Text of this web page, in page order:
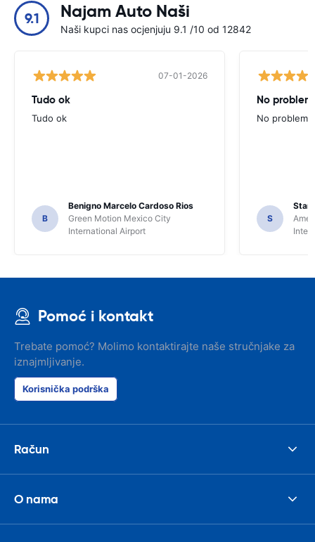
9.1 Najam Auto Naši
Naši kupci nas ocjenjuju 9.1 /10 od 12842
07-01-2026
Tudo ok
Tudo ok
B
Benigno Marcelo Cardoso Rios
Green Motion Mexico City
International Airport
No
No
S
Pomoć i kontakt
Trebate pomoć? Molimo kontaktirajte naše stručnjake za
iznajmljivanje.
Korisnička podrška
Račun
O nama